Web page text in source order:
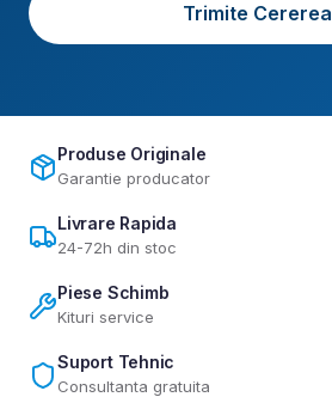
Trimite Cererea
Produse Originale
Garantie producator
Livrare Rapida
24-72h din stoc
Piese Schimb
Kituri service
Suport Tehnic
Consultanta gratuita